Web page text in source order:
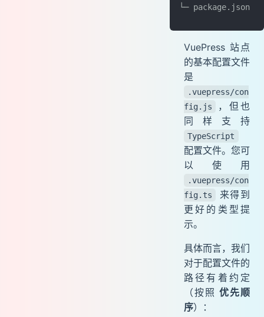
└─ package.json
VuePress 站点
的基本配置文件
是
.vuepress/con
fig.js
，但也
同样支持
TypeScript
配置文件。您可
以使用
.vuepress/con
fig.ts
来得到
更好的类型提
示。
具体而言，我们
对于配置文件的
路径有着约定
（按照优先顺
序）：